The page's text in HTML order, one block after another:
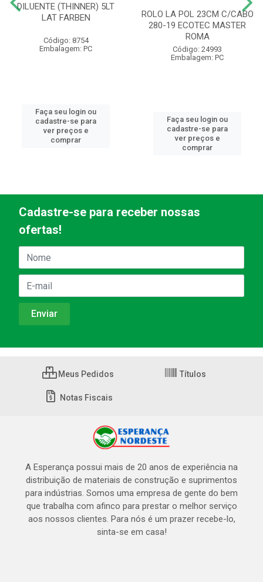
DILUENTE (THINNER) 5LT
LAT FARBEN
Código: 8754
Embalagem: PC
Faça seu login ou
cadastre-se para
ver preços e
comprar
ROLO LA POL 23CM C/CABO
280-19 ECOTEC MASTER
ROMA
Código: 24993
Embalagem: PC
Faça seu login ou
cadastre-se para
ver preços e
comprar
Cadastre-se para receber nossas
ofertas!
Meus Pedidos Títulos
Notas Fiscais
A Esperança possui mais de 20 anos de experiência na
distribuição de materiais de construção e suprimentos
para indústrias. Somos uma empresa de gente do bem
que trabalha com afinco para prestar o melhor serviço
aos nossos clientes. Para nós é um prazer recebe-lo,
sinta-se em casa!